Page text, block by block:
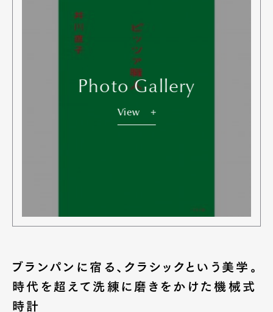
Photo Gallery
View
ブランパンに宿る、クラシックという美学。
時代を超えて洗練に磨きをかけた機械式
時計